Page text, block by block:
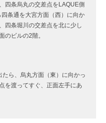
四条烏丸の交差点をLAQUE側
条通を大宮方面（西）に向か
四条堀川の交差点を北に少し
のビルの2階。
ら、烏丸方面（東）に向かっ
を渡ってすぐ、正面左手にあ